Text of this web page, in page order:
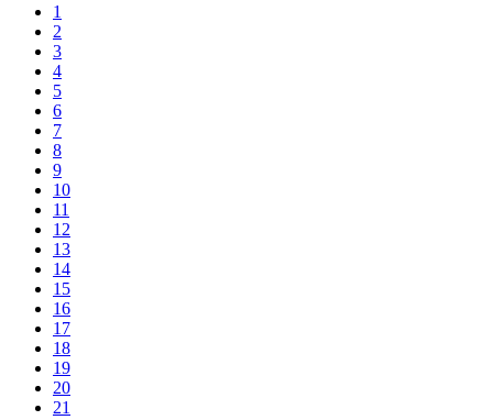
1
2
3
4
5
6
7
8
9
10
11
12
13
14
15
16
17
18
19
20
21